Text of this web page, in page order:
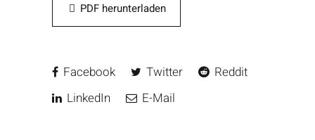
PDF herunterladen
Facebook Twitter
Reddit
LinkedIn
E-Mail